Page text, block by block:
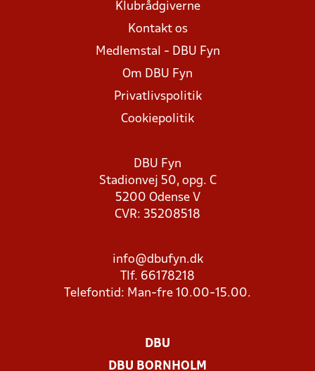
Klubrådgiverne
Kontakt os
Medlemstal - DBU Fyn
Om DBU Fyn
Privatlivspolitik
Cookiepolitik
DBU Fyn
Stadionvej 50, opg. C
5200 Odense V
CVR: 35208518
info@dbufyn.dk
Tlf. 66178218
Telefontid: Man-fre 10.00-15.00.
DBU
DBU BORNHOLM